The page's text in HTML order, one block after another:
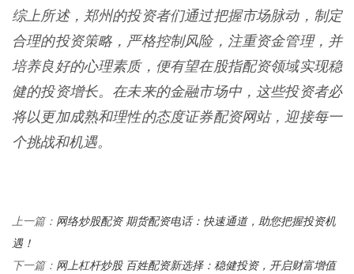
综上所述，郑州的投资者们通过把握市场脉动，制定
合理的投资策略，严格控制风险，注重资金管理，并
培养良好的心理素质，便有望在股指配资领域实现稳
健的投资增长。在未来的金融市场中，这些投资者必
将以更加成熟和理性的态度证券配资网站，迎接每一
个挑战和机遇。
上一篇： 网络炒股配资 期货配资电话：快速通道，助您把握投资机
遇！
下一篇： 网上杠杆炒股 百姓配资新选择：稳健投资，开启财富增值